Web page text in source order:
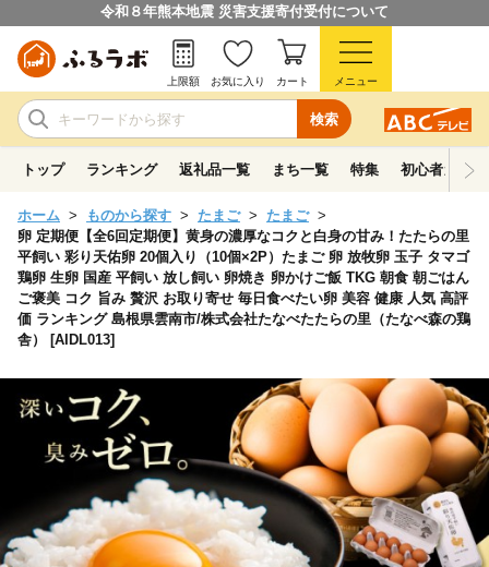
令和８年熊本地震 災害支援寄付受付について
検索
上限額 お気に入り カート メニュー
トップ ランキング 返礼品一覧 まち一覧 特集 初心者ガイド
ホーム ものから探す たまご
たまご
卵 定期便【全6回定期便】黄身の濃厚なコクと白身の甘み！たたらの里
平飼い 彩り天佑卵 20個入り（10個×2P）たまご 卵 放牧卵 玉子 タマゴ
鶏卵 生卵 国産 平飼い 放し飼い 卵焼き 卵かけご飯 TKG 朝食 朝ごはん
ご褒美 コク 旨み 贅沢 お取り寄せ 毎日食べたい卵 美容 健康 人気 高評
価 ランキング 島根県雲南市/株式会社たなべたたらの里（たなべ森の鶏
舎） [AIDL013]